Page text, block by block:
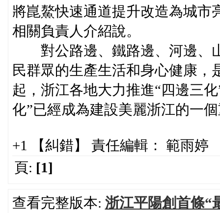
將崑鰲快速通道提升改造為城市
相關負責人介紹說。
對公路邊、鐵路邊、河邊、
民群眾的生產生活和身心健康，
起，浙江各地大力推進“四邊三
化”已經成為建設美麗浙江的一
+1 【糾錯】 責任編輯： 範雨婷
頁: [1]
查看完整版本: 浙江平陽創首條“